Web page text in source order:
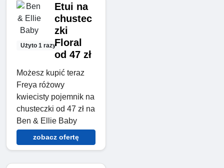
Użyto 1 razy
Etui na
chustec
zki
Floral
od 47 zł
Możesz kupić teraz
Freya różowy
kwiecisty pojemnik na
chusteczki od 47 zł na
Ben & Ellie Baby
zobacz ofertę